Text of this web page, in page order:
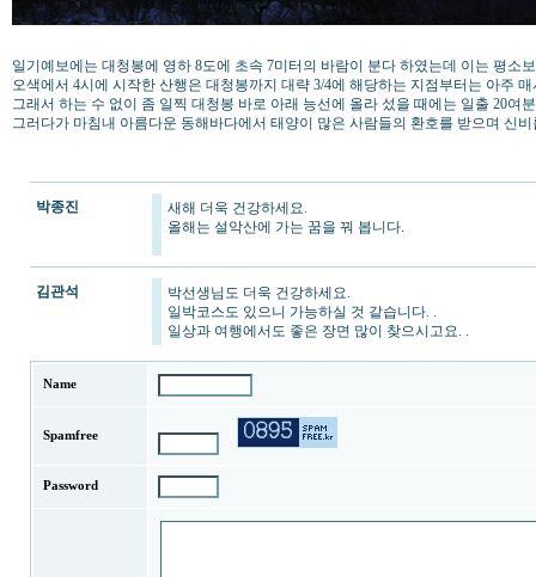
일기예보에는 대청봉에 영하 8도에 초속 7미터의 바람이 분다 하였는데 이는 평소
오색에서 4시에 시작한 산행은 대청봉까지 대략 3/4에 해당하는 지점부터는 아주
그래서 하는 수 없이 좀 일찍 대청봉 바로 아래 능선에 올라 섰을 때에는 일출 20여
그러다가 마침내 아름다운 동해바다에서 태양이 많은 사람들의 환호를 받으며 신
박종진
새해 더욱 건강하세요.
올해는 설악산에 가는 꿈을 꿔 봅니다.
김관석
박선생님도 더욱 건강하세요.
일박코스도 있으니 가능하실 것 같습니다. .
일상과 여행에서도 좋은 장면 많이 찾으시고요. .
Name
Spamfree
Password